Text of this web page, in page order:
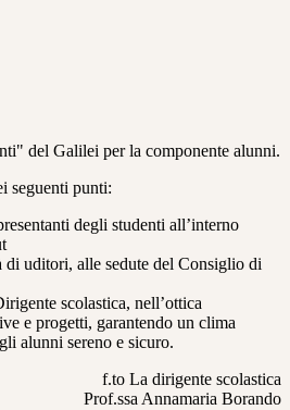
del Galilei per la componente alunni.
seguenti punti:
degli studenti all’interno
di uditori, alle sedute del Consiglio di
scolastica, nell’ottica
e progetti, garantendo un clima
alunni sereno e sicuro.
f.to La dirigente scolastica
Prof.ssa Annamaria Borando